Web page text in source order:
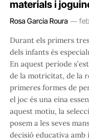
materials i
Rosa Garcia Roura
Durant els primers
dels infants és
En aquest període
de la motricitat, de la
primeres formes de
el joc és una eina
aquest motiu, la
posem a les seves
decisió educativa amb